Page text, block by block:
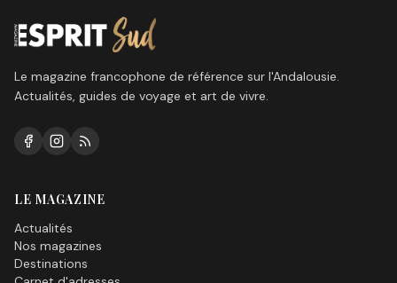
Le magazine francophone de référence sur l'Andalousie.
Actualités, guides de voyage et art de vivre.
LE MAGAZINE
Actualités
Nos magazines
Destinations